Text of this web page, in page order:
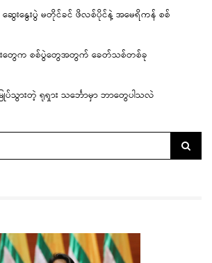
ေးနွေးပွဲ မတိုင်ခင် ဖိလစ်ပိုင်နဲ့ အမေရိကန် စစ်
းတွေက စစ်ပွဲတွေအတွက် ခေတ်သစ်တစ်ခု
ြုပ်သွားတဲ့ ရုရှား သင်္ဘောမှာ ဘာတွေပါသလဲ